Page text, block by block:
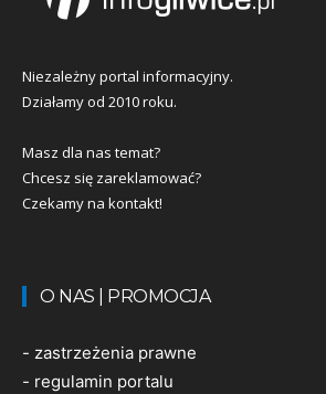
Niezależny portal informacyjny.
Działamy od 2010 roku.
Masz dla nas temat?
Chcesz się zareklamować?
Czekamy na kontakt!
O NAS | PROMOCJA
- zastrzeżenia prawne
- regulamin portalu